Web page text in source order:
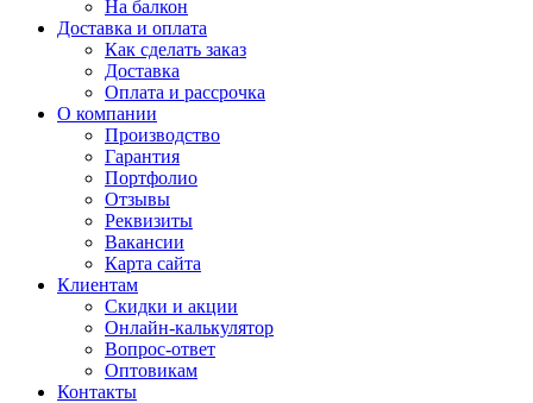
На балкон
Доставка и оплата
Как сделать заказ
Доставка
Оплата и рассрочка
О компании
Производство
Гарантия
Портфолио
Отзывы
Реквизиты
Вакансии
Карта сайта
Клиентам
Скидки и акции
Онлайн-калькулятор
Вопрос-ответ
Оптовикам
Контакты